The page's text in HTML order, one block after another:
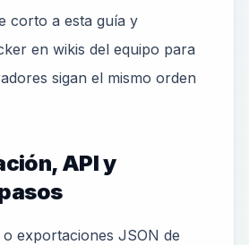
corto a esta guía y
en wikis del equipo para
sigan el mismo orden
API y
exportaciones JSON de